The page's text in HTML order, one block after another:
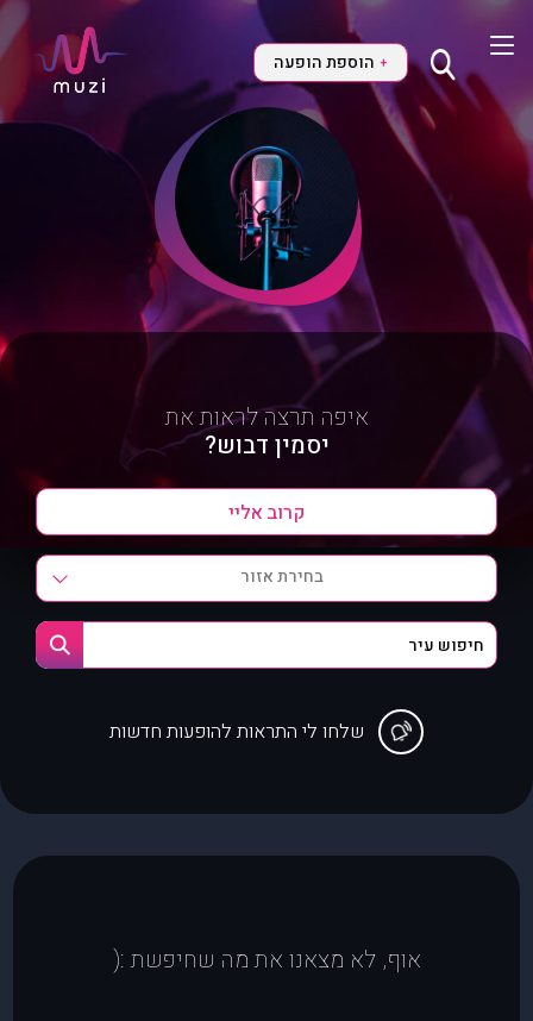
+ הוספת הופעה
איפה תרצה לראות את
יסמין דבוש?
בחירת אזור
שלחו לי התראות להופעות חדשות
אוף, לא מצאנו את מה שחיפשת :(